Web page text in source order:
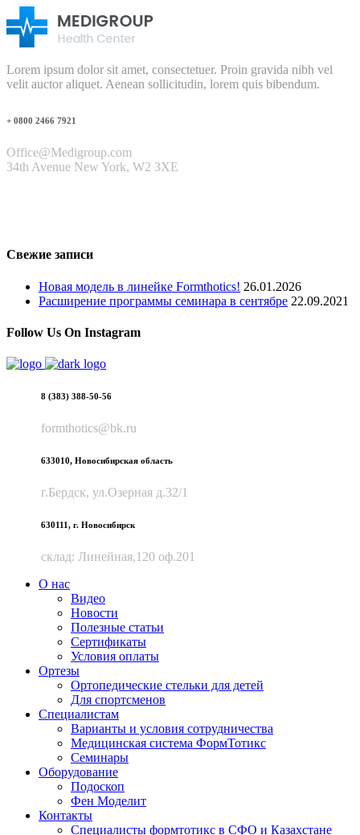
Lorem ipsum dolor sit amet, consectetuer. Proin gravida nibh vel
velit auctor aliquet. Aenean sollicitudin, lorem quis bibendum.
+ 0800 2466 7921
Office@Medigroup.com
34th Avenue New York, W2 3XE
Свежие записи
Новая модель в линейке Formthotics! 26.01.2026
Расширение программы семинара в сентябре 22.09.2021
Follow Us On Instagram
8 (383) 388-50-56
formthotics@bk.ru
633010, Новосибирская область
г.Бердск, ул.Озерная д.32/1
630111, г. Новосибирск
склад: Линейная,120 оф.201
О нас
Видео
Новости
Полезные статьи
Сертификаты
Условия оплаты
Ортезы
Ортопедические стельки для детей
Для спортсменов
Специалистам
Варианты и условия сотрудничества
Медицинская система ФормТотикс
Семинары
Оборудование
Подоскоп
Фен Моделит
Контакты
Специалисты формтотикс в СФО и Казахстане